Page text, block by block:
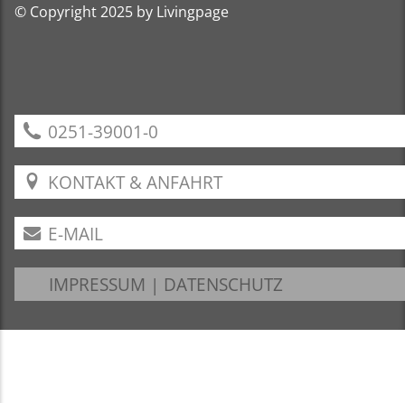
© Copyright 2025 by Livingpage
0251-39001-0
KONTAKT & ANFAHRT
E-MAIL
IMPRESSUM | DATENSCHUTZ